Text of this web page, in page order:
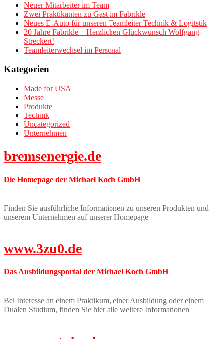
Neuer Mitarbeiter im Team
Zwei Praktikanten zu Gast im Fabrikle
Neues E-Auto für unseren Teamleiter Technik & Logitstik
20 Jahre Fabrikle – Herzlichen Glückwunsch Wolfgang
Streckert!
Teamleiterwechsel im Personal
Kategorien
Made for USA
Messe
Produkte
Technik
Uncategorized
Unternehmen
bremsenergie.de
Die Homepage der Michael Koch GmbH
Finden Sie ausführliche Informationen zu unseren Produkten und
unserem Unternehmen auf unserer Homepage
www.3zu0.de
Das Ausbildungsportal der Michael Koch GmbH
Bei Interesse an einem Praktikum, einer Ausbildung oder einem
Dualen Studium, finden Sie hier alle weitere Informationen